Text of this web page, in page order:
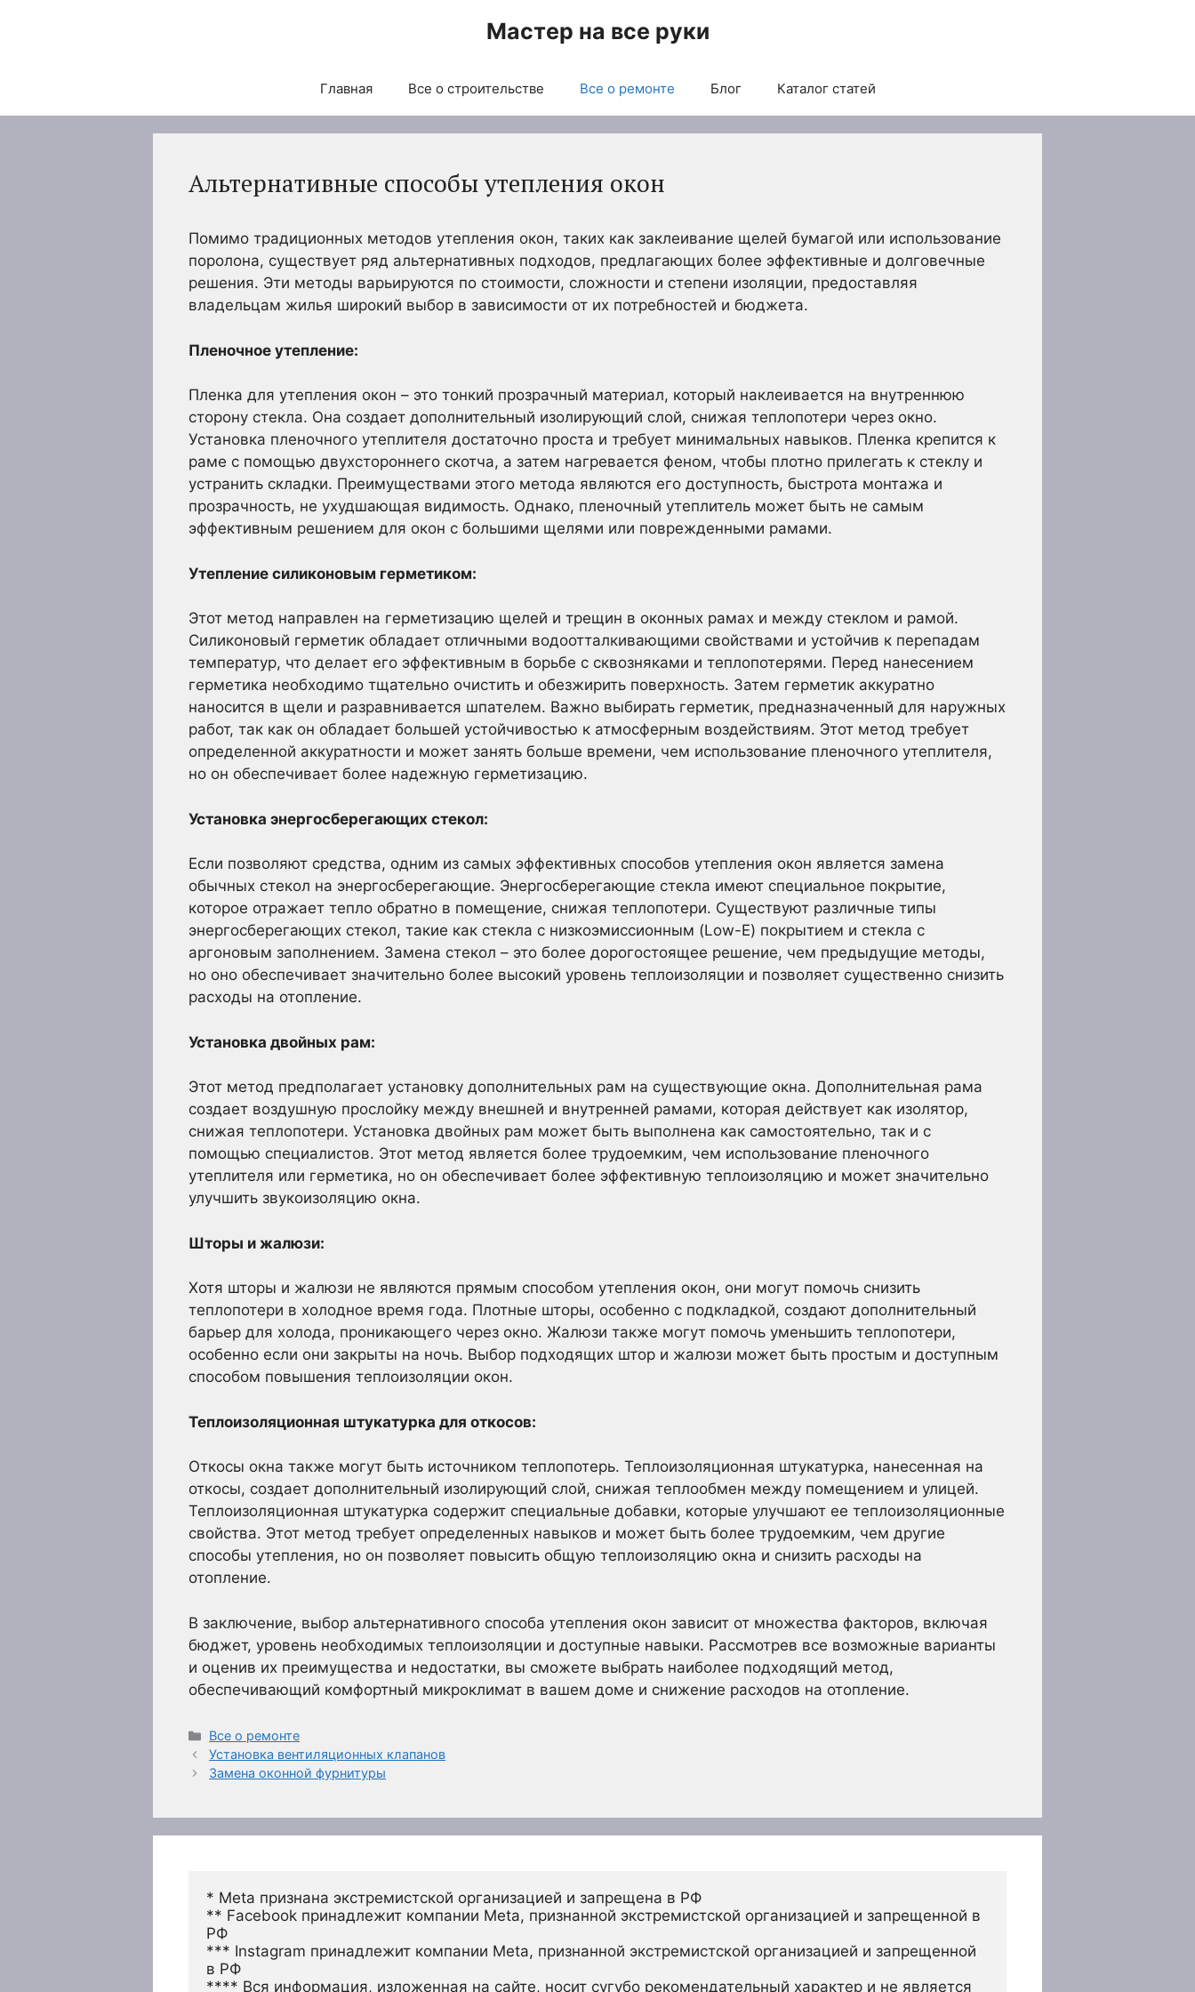
Мастер на все руки
Главная Все о строительстве Все о ремонте Блог Каталог статей
Альтернативные способы утепления окон
Помимо традиционных методов утепления окон, таких как заклеивание щелей бумагой или использование
поролона, существует ряд альтернативных подходов, предлагающих более эффективные и долговечные
решения. Эти методы варьируются по стоимости, сложности и степени изоляции, предоставляя
владельцам жилья широкий выбор в зависимости от их потребностей и бюджета.
Пленочное утепление:
Пленка для утепления окон – это тонкий прозрачный материал, который наклеивается на внутреннюю
сторону стекла. Она создает дополнительный изолирующий слой, снижая теплопотери через окно.
Установка пленочного утеплителя достаточно проста и требует минимальных навыков. Пленка крепится к
раме с помощью двухстороннего скотча, а затем нагревается феном, чтобы плотно прилегать к стеклу и
устранить складки. Преимуществами этого метода являются его доступность, быстрота монтажа и
прозрачность, не ухудшающая видимость. Однако, пленочный утеплитель может быть не самым
эффективным решением для окон с большими щелями или поврежденными рамами.
Утепление силиконовым герметиком:
Этот метод направлен на герметизацию щелей и трещин в оконных рамах и между стеклом и рамой.
Силиконовый герметик обладает отличными водоотталкивающими свойствами и устойчив к перепадам
температур, что делает его эффективным в борьбе с сквозняками и теплопотерями. Перед нанесением
герметика необходимо тщательно очистить и обезжирить поверхность. Затем герметик аккуратно
наносится в щели и разравнивается шпателем. Важно выбирать герметик, предназначенный для наружных
работ, так как он обладает большей устойчивостью к атмосферным воздействиям. Этот метод требует
определенной аккуратности и может занять больше времени, чем использование пленочного утеплителя,
но он обеспечивает более надежную герметизацию.
Установка энергосберегающих стекол:
Если позволяют средства, одним из самых эффективных способов утепления окон является замена
обычных стекол на энергосберегающие. Энергосберегающие стекла имеют специальное покрытие,
которое отражает тепло обратно в помещение, снижая теплопотери. Существуют различные типы
энергосберегающих стекол, такие как стекла с низкоэмиссионным (Low-E) покрытием и стекла с
аргоновым заполнением. Замена стекол – это более дорогостоящее решение, чем предыдущие методы,
но оно обеспечивает значительно более высокий уровень теплоизоляции и позволяет существенно снизить
расходы на отопление.
Установка двойных рам:
Этот метод предполагает установку дополнительных рам на существующие окна. Дополнительная рама
создает воздушную прослойку между внешней и внутренней рамами, которая действует как изолятор,
снижая теплопотери. Установка двойных рам может быть выполнена как самостоятельно, так и с
помощью специалистов. Этот метод является более трудоемким, чем использование пленочного
утеплителя или герметика, но он обеспечивает более эффективную теплоизоляцию и может значительно
улучшить звукоизоляцию окна.
Шторы и жалюзи:
Хотя шторы и жалюзи не являются прямым способом утепления окон, они могут помочь снизить
теплопотери в холодное время года. Плотные шторы, особенно с подкладкой, создают дополнительный
барьер для холода, проникающего через окно. Жалюзи также могут помочь уменьшить теплопотери,
особенно если они закрыты на ночь. Выбор подходящих штор и жалюзи может быть простым и доступным
способом повышения теплоизоляции окон.
Теплоизоляционная штукатурка для откосов:
Откосы окна также могут быть источником теплопотерь. Теплоизоляционная штукатурка, нанесенная на
откосы, создает дополнительный изолирующий слой, снижая теплообмен между помещением и улицей.
Теплоизоляционная штукатурка содержит специальные добавки, которые улучшают ее теплоизоляционные
свойства. Этот метод требует определенных навыков и может быть более трудоемким, чем другие
способы утепления, но он позволяет повысить общую теплоизоляцию окна и снизить расходы на
отопление.
В заключение, выбор альтернативного способа утепления окон зависит от множества факторов, включая
бюджет, уровень необходимых теплоизоляции и доступные навыки. Рассмотрев все возможные варианты
и оценив их преимущества и недостатки, вы сможете выбрать наиболее подходящий метод,
обеспечивающий комфортный микроклимат в вашем доме и снижение расходов на отопление.
Рубрики
Все о ремонте
Установка вентиляционных клапанов
Замена оконной фурнитуры
* Meta признана экстремистской организацией и запрещена в РФ
** Facebook принадлежит компании Meta, признанной экстремистской организацией и запрещенной в
РФ
*** Instagram принадлежит компании Meta, признанной экстремистской организацией и запрещенной
в РФ
**** Вся информация, изложенная на сайте, носит сугубо рекомендательный характер и не является